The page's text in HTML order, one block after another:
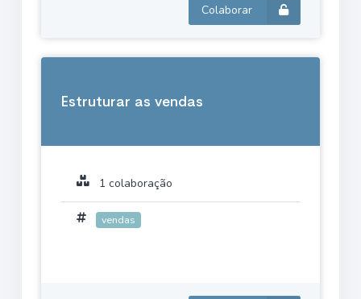
Colaborar
Estruturar as vendas
1 colaboração
vendas